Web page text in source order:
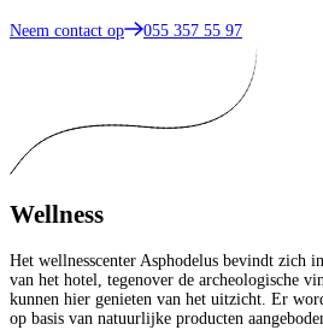
Neem contact op 055 357 55 97
Wellness
Het wellnesscenter Asphodelus bevindt zich
van het hotel, tegenover de archeologische
kunnen hier genieten van het uitzicht. Er
op basis van natuurlijke producten